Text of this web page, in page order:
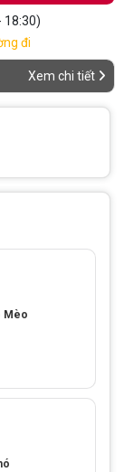
18:30)
đi
Xem chi tiết
Mèo